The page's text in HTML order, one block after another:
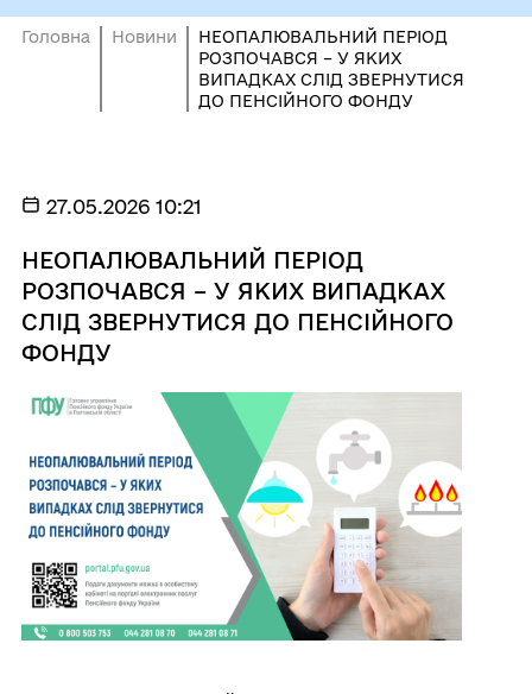
Головна Новини
НЕОПАЛЮВАЛЬНИЙ ПЕРІОД
РОЗПОЧАВСЯ – У ЯКИХ
ВИПАДКАХ СЛІД ЗВЕРНУТИСЯ
ДО ПЕНСІЙНОГО ФОНДУ
27.05.2026 10:21
НЕОПАЛЮВАЛЬНИЙ ПЕРІОД
РОЗПОЧАВСЯ – У ЯКИХ ВИПАДКАХ
СЛІД ЗВЕРНУТИСЯ ДО ПЕНСІЙНОГО
ФОНДУ